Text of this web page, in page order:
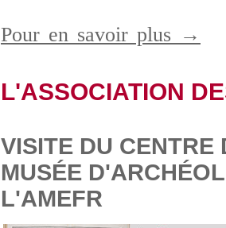
Pour en savoir plus →
L'ASSOCIATION
VISITE DU CENTRE
MUSÉE
L'AMEFR